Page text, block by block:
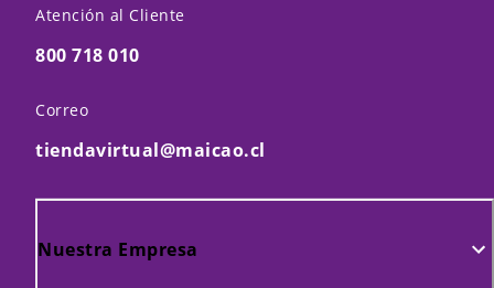
Atención al Cliente
800 718 010
Correo
tiendavirtual@maicao.cl
Nuestra Empresa